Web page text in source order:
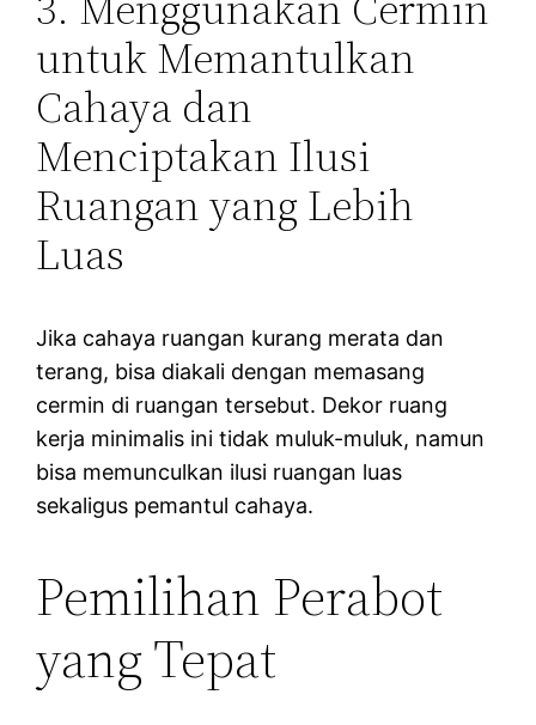
untuk Memantulkan
Cahaya dan
Menciptakan Ilusi
Ruangan yang Lebih
Luas
Jika cahaya ruangan kurang merata dan
terang, bisa diakali dengan memasang
cermin di ruangan tersebut. Dekor ruang
kerja minimalis ini tidak muluk-muluk, namun
bisa memunculkan ilusi ruangan luas
sekaligus pemantul cahaya.
Pemilihan Perabot
yang Tepat